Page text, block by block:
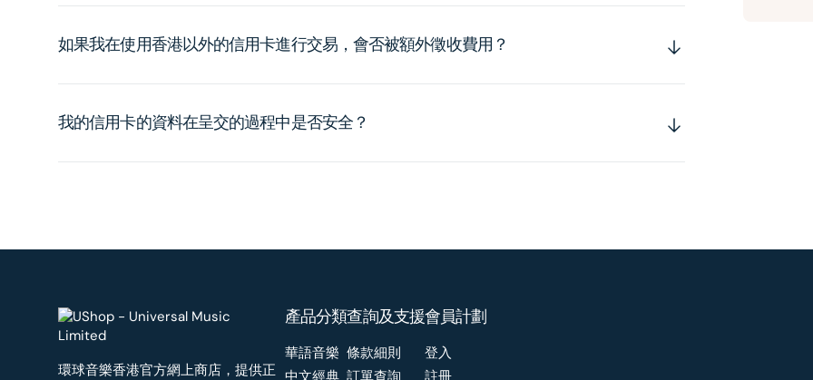
如果我在使用香港以外的信用卡進行交易，會否被額外徵收費用？
我的信用卡的資料在呈交的過程中是否安全？
環球音樂香港官方網上商店，提供正
產品分類
華語音樂
中文經典
查詢及支援
條款細則
訂單查詢
會員計劃
登入
註冊